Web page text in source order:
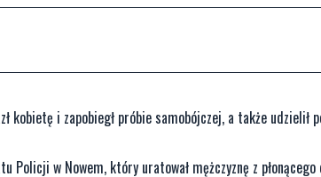
kobietę i zapobiegł próbie samobójczej, a także udzielił
w Nowem, który uratował mężczyznę z płonącego